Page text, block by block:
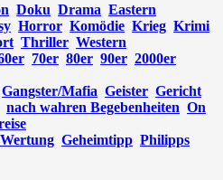
Doku Drama Eastern
Horror Komödie Krieg Krimi
Thriller Western
70er 80er 90er 2000er
Gangster/Mafia Geister Gericht
nach wahren Begebenheiten On
Geheimtipp Philipps